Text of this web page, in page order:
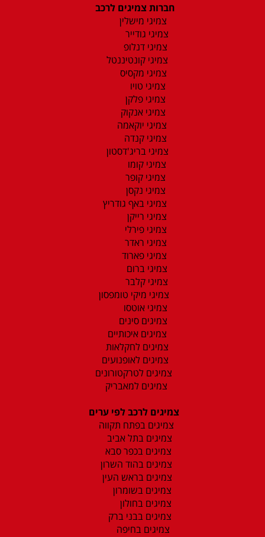
חברות צמיגים לרכב
צמיגי מישלין
צמיגי גודייר
צמיגי דנלופ
צמיגי קונטיננטל
צמיגי מקסיס
צמיגי טויו
צמיגי פלקן
צמיגי אנקוק
צמיגי יוקאמה
צמיגי קנדה
צמיגי בריג'דסטון
צמיגי קומו
צמיגי קופר
צמיגי נקסן
צמיגי באף גודריץ
צמיגי רייקן
צמיגי פירלי
צמיגי ראדר
צמיגי פארוד
צמיגי ברום
צמיגי קלבר
צמיגי מיקי טומפסון
צמיגי אוטסו
צמיגים סינים
צמיגים איכותיים
צמיגים לחקלאות
צמיגים לאופנועים
צמיגים לטרקטורונים
צמיגים למאבריק
צמיגים לרכב לפי ערים
צמיגים בפתח תקווה
צמיגים בתל אביב
צמיגים בכפר סבא
צמיגים בהוד השרון
צמיגים בראש העין
צמיגים בשומרון
צמיגים בחולון
צמיגים בבני ברק
צמיגים בחיפה